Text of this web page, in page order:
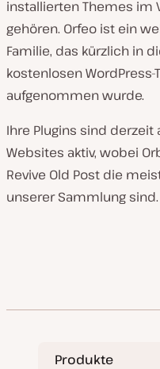
installierten Themes im
gehören. Orfeo ist ein
Familie, das kürzlich in
kostenlosen
aufgenommen wurde.
Ihre Plugins sind derzeit
Websites aktiv, wobei
Revive Old Post die
unserer Sammlung sind.
Produkte